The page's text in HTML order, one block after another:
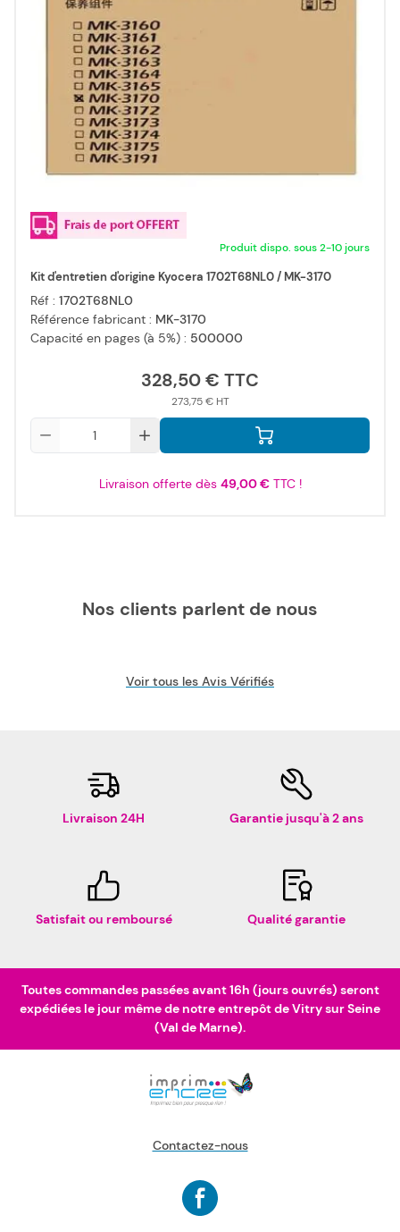
Produit dispo. sous 2-10 jours
Kit d'entretien d'origine Kyocera 1702T68NL0 / MK-3170
Réf : 1702T68NL0
Référence fabricant : MK-3170
Capacité en pages (à 5%) : 500000
328,50 €
273,75 €
Livraison offerte dès 49,00 €TTC !
Nos clients parlent de nous
Voir tous les Avis Vérifiés
Livraison 24H Garantie jusqu'à 2 ans
Satisfait ou remboursé Qualité garantie
Toutes commandes passées avant 16h (jours ouvrés) seront
expédiées le jour même de notre entrepôt de Vitry sur Seine
(Val de Marne).
Contactez-nous